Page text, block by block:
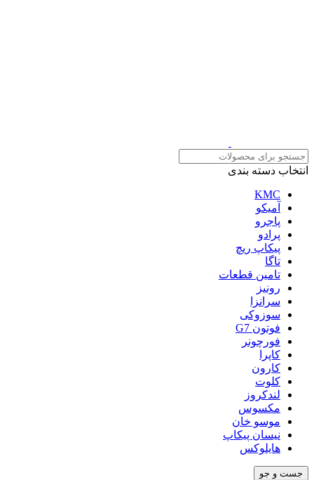
انتخاب دسته بندی
KMC
آمیکو
پاجرو
پرادو
پیکاپ ریچ
تاگا
تامین قطعات
رونیز
سرانزا
سوزوکی
فوتون G7
فورچونر
کاپرا
کارون
کلوت
لندکروز
مکسوس
موسو خان
نیسان پیکاپ
هایلوکس
جست و جو